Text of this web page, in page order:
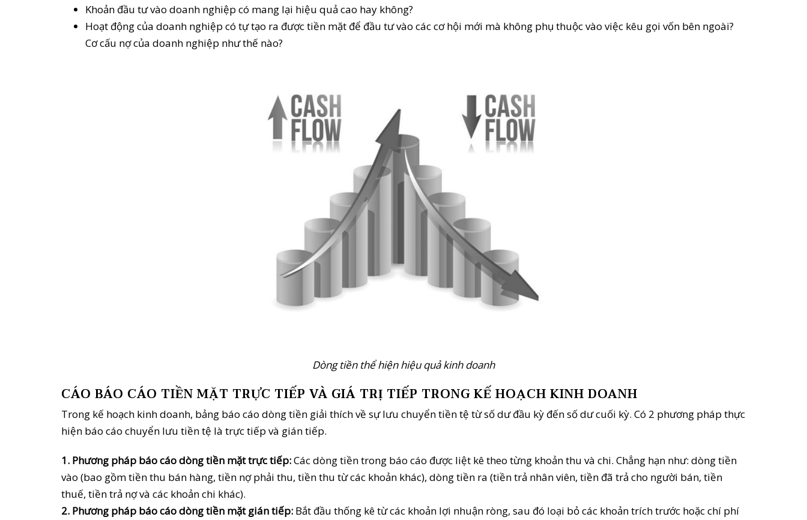
Khoản đầu tư vào doanh nghiệp có mang lại hiệu quả cao hay không?
Hoạt động của doanh nghiệp có tự tạo ra được tiền mặt để đầu tư vào các cơ hội mới mà không phụ thuộc vào việc kêu gọi vốn bên ngoài?
Cơ cấu nợ của doanh nghiệp như thế nào?
Dòng tiền thể hiện hiệu quả kinh doanh
CÁO BÁO CÁO TIỀN MẶT TRỰC TIẾP VÀ GIÁ TRỊ TIẾP TRONG KẾ HOẠCH KINH DOANH
Trong kế hoạch kinh doanh, bảng báo cáo dòng tiền giải thích về sự lưu chuyển tiền tệ từ số dư đầu kỳ đến số dư cuối kỳ. Có 2 phương pháp thực
hiện báo cáo chuyển lưu tiền tệ là trực tiếp và gián tiếp.
1. Phương pháp báo cáo dòng tiền mặt trực tiếp:Các dòng tiền trong báo cáo được liệt kê theo từng khoản thu và chi. Chẳng hạn như: dòng tiền
vào (bao gồm tiền thu bán hàng, tiền nợ phải thu, tiền thu từ các khoản khác), dòng tiền ra (tiền trả nhân viên, tiền đã trả cho người bán, tiền
thuế, tiền trả nợ và các khoản chi khác).
2. Phương pháp báo cáo dòng tiền mặt gián tiếp: Bắt đầu thống kê từ các khoản lợi nhuận ròng, sau đó loại bỏ các khoản trích trước hoặc chí phí